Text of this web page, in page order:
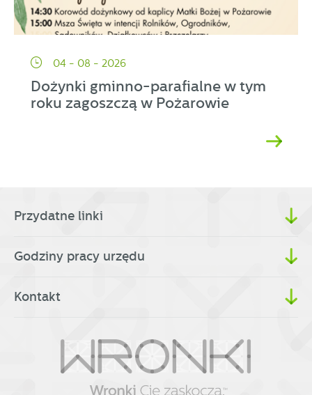
04 - 08 - 2026
Dożynki gminno-parafialne w tym
roku zagoszczą w Pożarowie
Przydatne linki
Godziny pracy urzędu
Kontakt